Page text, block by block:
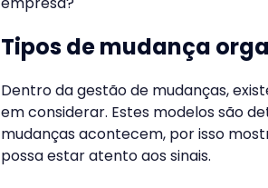
Tipos de mudança
Dentro da gestão de mudanças,
em considerar. Estes modelos são
mudanças acontecem, por isso
possa estar atento aos sinais.